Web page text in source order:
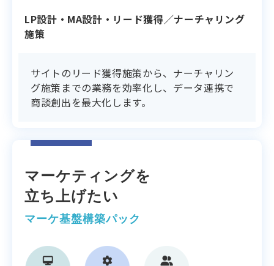
LP設計・MA設計・リード獲得／ナーチャリング
施策
サイトのリード獲得施策から、ナーチャリン
グ施策までの業務を効率化し、データ連携で
商談創出を最大化します。
マーケティングを
立ち上げたい
マーケ基盤構築パック